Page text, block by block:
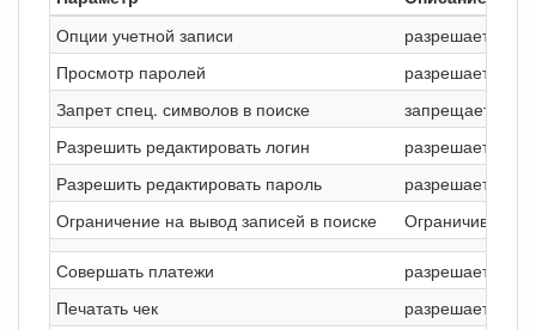
Опции учетной записи
разрешает
Просмотр паролей
разрешает
Запрет спец. символов в поиске
запрещает
Разрешить редактировать логин
разрешает
Разрешить редактировать пароль
разрешает
Ограничение на вывод записей в поиске
Ограничивает
Совершать платежи
разрешает
Печатать чек
разрешает